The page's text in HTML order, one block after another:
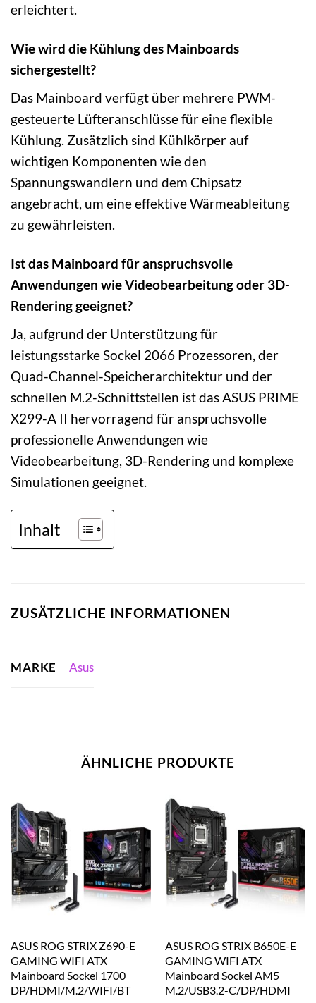
erleichtert.
Wie wird die Kühlung des Mainboards
sichergestellt?
Das Mainboard verfügt über mehrere PWM-
gesteuerte Lüfteranschlüsse für eine flexible
Kühlung. Zusätzlich sind Kühlkörper auf
wichtigen Komponenten wie den
Spannungswandlern und dem Chipsatz
angebracht, um eine effektive Wärmeableitung
zu gewährleisten.
Ist das Mainboard für anspruchsvolle
Anwendungen wie Videobearbeitung oder 3D-
Rendering geeignet?
Ja, aufgrund der Unterstützung für
leistungsstarke Sockel 2066 Prozessoren, der
Quad-Channel-Speicherarchitektur und der
schnellen M.2-Schnittstellen ist das ASUS PRIME
X299-A II hervorragend für anspruchsvolle
professionelle Anwendungen wie
Videobearbeitung, 3D-Rendering und komplexe
Simulationen geeignet.
Inhalt
ZUSÄTZLICHE INFORMATIONEN
MARKE Asus
ÄHNLICHE PRODUKTE
ASUS ROG STRIX Z690-E
GAMING WIFI ATX
Mainboard Sockel 1700
DP/HDMI/M.2/WIFI/BT
ASUS ROG STRIX B650E-E
GAMING WIFI ATX
Mainboard Sockel AM5
M.2/USB3.2-C/DP/HDMI